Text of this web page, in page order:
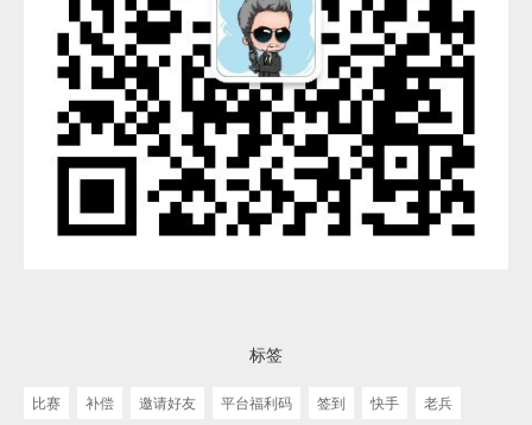
标签
比赛 补偿 邀请好友 平台福利码 签到 快手 老兵